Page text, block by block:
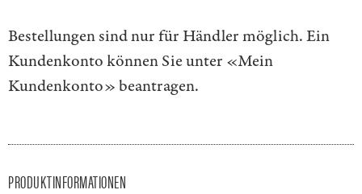
Bestellungen sind nur für Händler möglich. Ein
Kundenkonto können Sie unter «Mein
Kundenkonto»beantragen.
PRODUKTINFORMATIONEN